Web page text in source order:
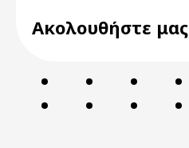
Ακολουθήστε μας